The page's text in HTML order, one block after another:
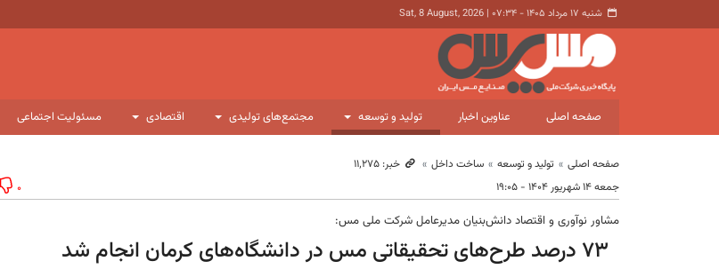
شنبه ۱۷ مرداد ۱۴۰۵ - ۰۷:۳۴ |
Sat, 8 August, 2026
صفحه اصلی عناوین اخبار تولید و توسعه مجتمع‌های تولیدی اقتصادی مسئولیت اجتماعی
صفحه اصلی تولید و توسعه ساخت داخل خبر: ۱۱٬۲۷۵
جمعه ۱۴ شهریور ۱۴۰۴ - ۱۹:۰۵
۰
مشاور نوآوری و اقتصاد دانش‌بنیان مدیرعامل شرکت ملی مس: